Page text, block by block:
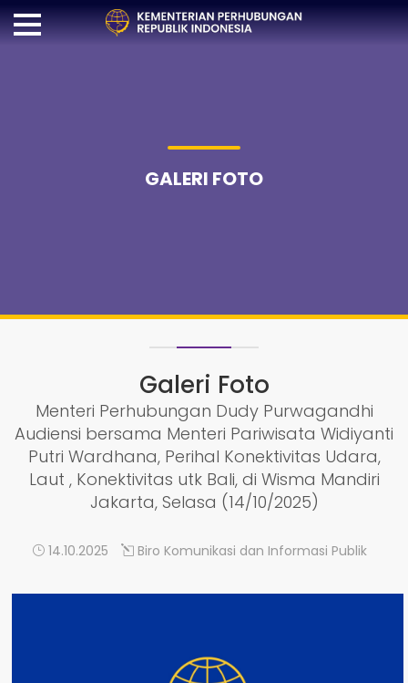
GALERI FOTO
Galeri Foto
Menteri Perhubungan Dudy Purwagandhi
Audiensi bersama Menteri Pariwisata Widiyanti
Putri Wardhana, Perihal Konektivitas Udara,
Laut , Konektivitas utk Bali, di Wisma Mandiri
Jakarta, Selasa (14/10/2025)
14.10.2025 Biro Komunikasi dan Informasi Publik